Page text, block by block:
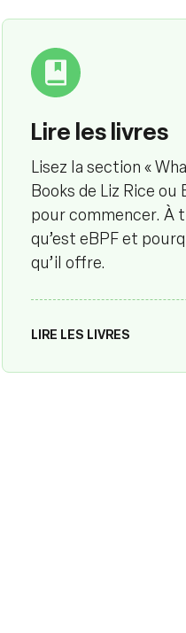
Lire les livres
Lisez la section «
Books de Liz Rice
pour commencer. À
qu’est eBPF et
qu’il offre.
LIRE LES LIVRES